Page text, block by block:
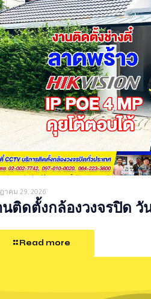
าคม 29, 2026
นติดตั้งกล้องวงจรปิด วั
Read more